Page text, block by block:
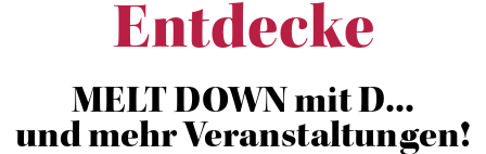
Entdecke
MELT DOWN mit D...
und mehr Veranstaltungen!